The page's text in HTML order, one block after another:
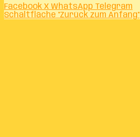
Facebook X WhatsApp Telegram
Schaltfläche "Zurück zum Anfang"